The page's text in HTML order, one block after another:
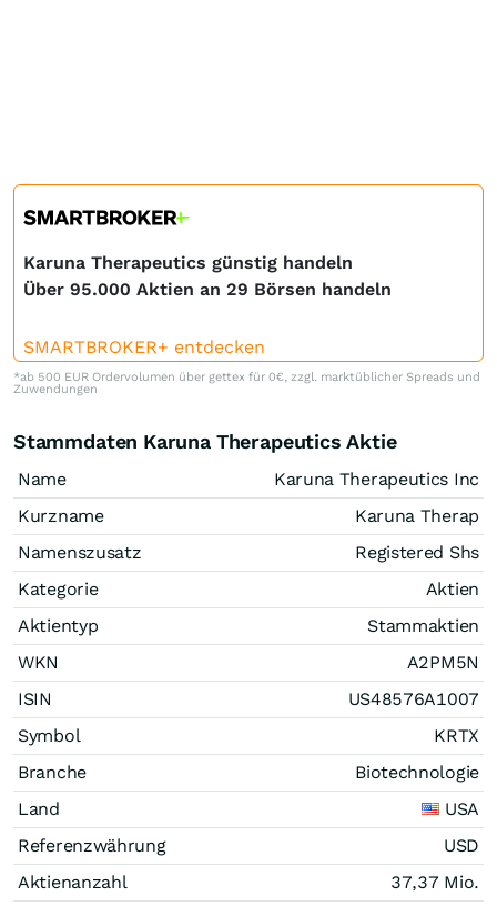
Karuna Therapeutics günstig handeln
Über 95.000 Aktien an 29 Börsen handeln
SMARTBROKER+ entdecken
*ab 500 EUR Ordervolumen über gettex für 0€, zzgl. marktüblicher Spreads und
Zuwendungen
Stammdaten Karuna Therapeutics Aktie
Name
Karuna Therapeutics Inc
Kurzname
Karuna Therap
Namenszusatz
Registered Shs
Kategorie
Aktien
Aktientyp
Stammaktien
WKN
A2PM5N
ISIN
US48576A1007
Symbol
KRTX
Branche
Biotechnologie
Land
USA
Referenzwährung
USD
Aktienanzahl
37,37 Mio.